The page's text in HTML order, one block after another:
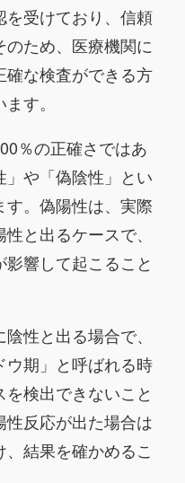
を受けており、信頼
ため、医療機関に
な検査ができる方
す。
％の正確さではあ
」や「偽陰性」とい
す。偽陽性は、実際
と出るケースで、
響して起こること
性と出る場合で、
ウ期」と呼ばれる時
検出できないこと
反応が出た場合は
結果を確かめるこ